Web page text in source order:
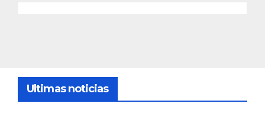
Ultimas noticias